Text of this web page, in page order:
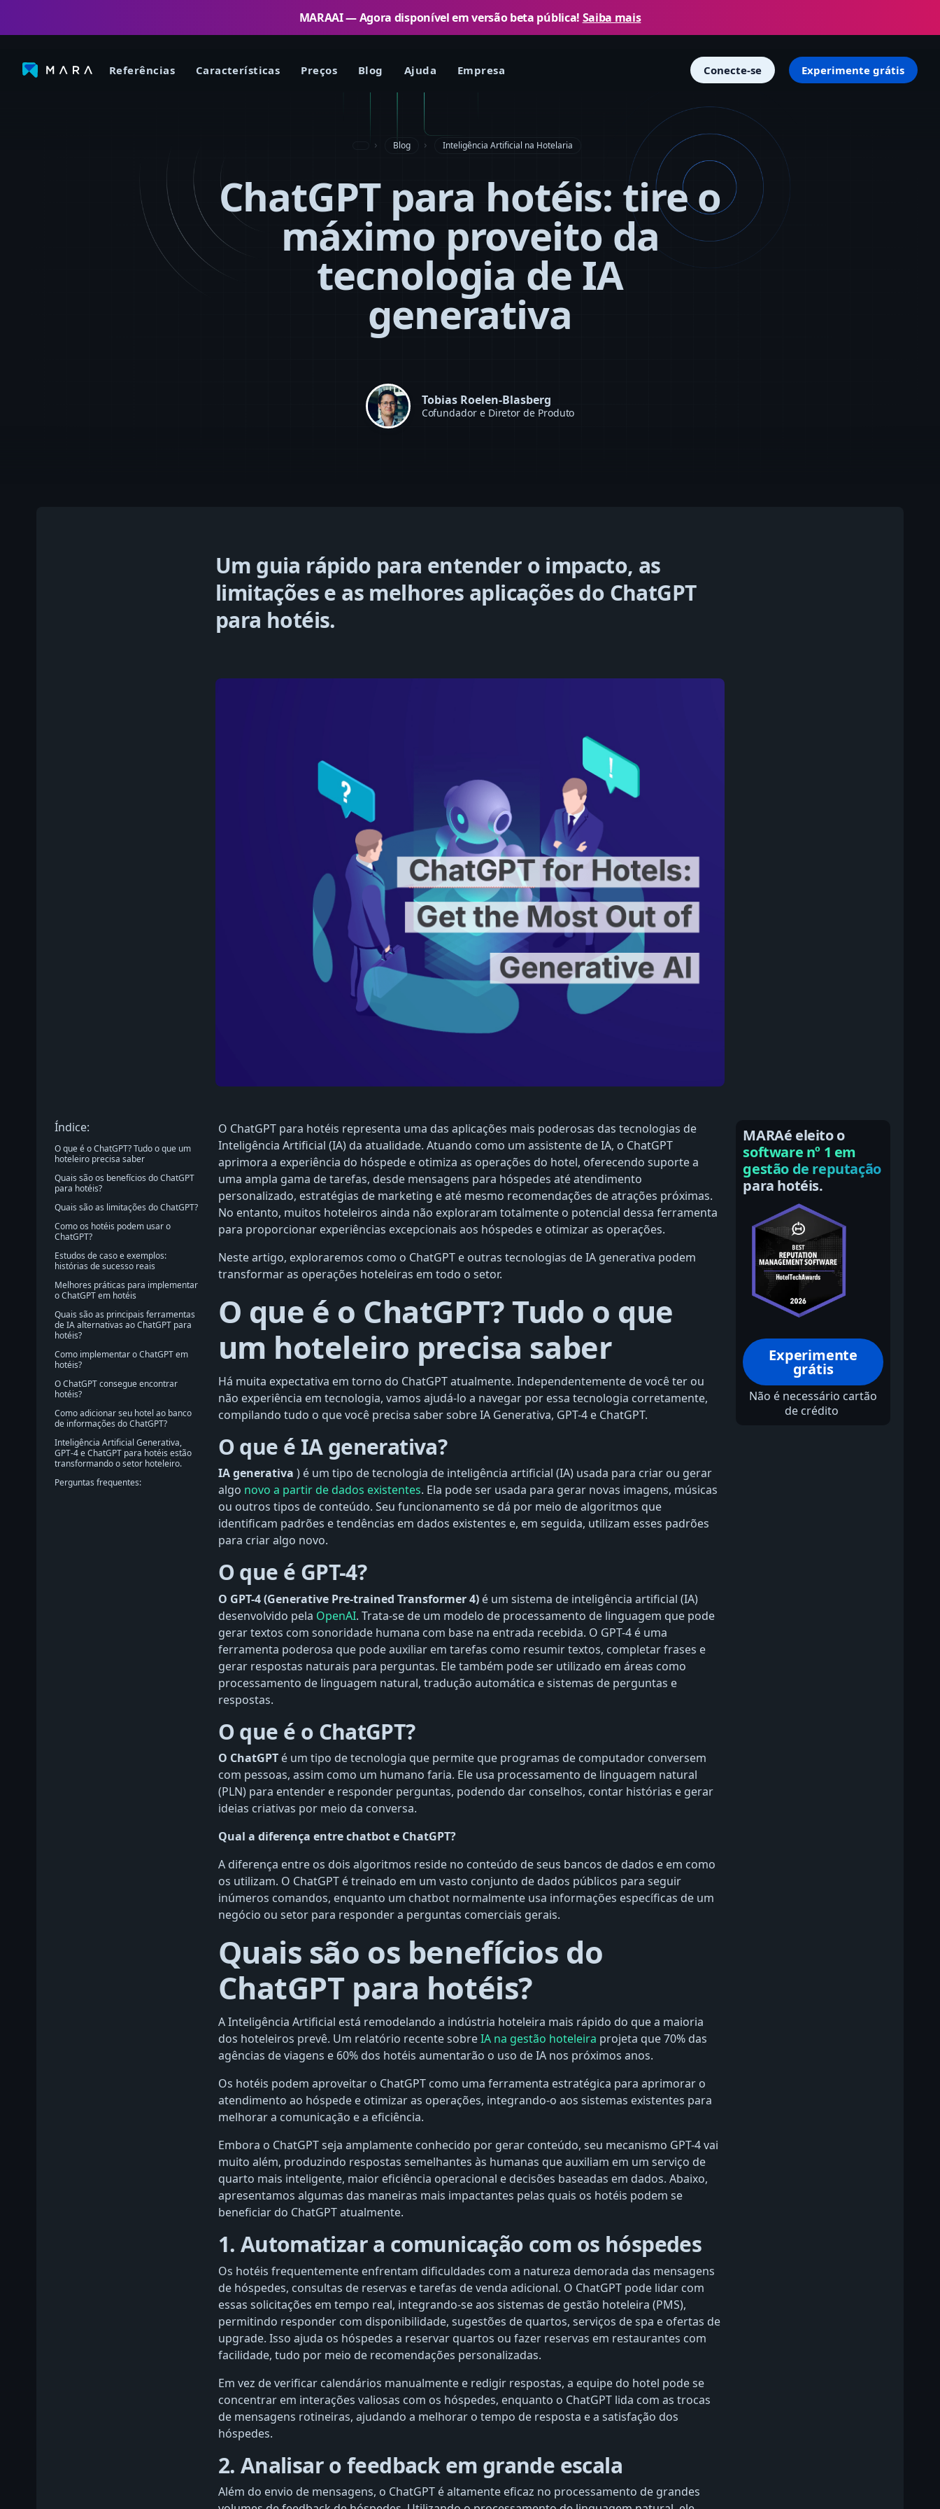
MARAAI — Agora disponível em versão beta pública! Saiba mais
Referências Características Preços Blog Ajuda Empresa Conecte-se Experimente grátis
Blog Inteligência Artificial na Hotelaria
ChatGPT para hotéis: tire o
máximo proveito da
tecnologia de IA
generativa
Tobias Roelen-Blasberg
Cofundador e Diretor de Produto
Um guia rápido para entender o impacto, as
limitações e as melhores aplicações do ChatGPT
para hotéis.
Índice:
O que é o ChatGPT? Tudo o que um
hoteleiro precisa saber
Quais são os benefícios do ChatGPT
para hotéis?
Quais são as limitações do ChatGPT?
Como os hotéis podem usar o
ChatGPT?
Estudos de caso e exemplos:
histórias de sucesso reais
Melhores práticas para implementar
o ChatGPT em hotéis
Quais são as principais ferramentas
de IA alternativas ao ChatGPT para
hotéis?
Como implementar o ChatGPT em
hotéis?
O ChatGPT consegue encontrar
hotéis?
Como adicionar seu hotel ao banco
de informações do ChatGPT?
Inteligência Artificial Generativa,
GPT-4 e ChatGPT para hotéis estão
transformando o setor hoteleiro.
Perguntas frequentes:
O ChatGPT para hotéis representa uma das aplicações mais poderosas das tecnologias de
Inteligência Artificial (IA) da atualidade. Atuando como um assistente de IA, o ChatGPT
aprimora a experiência do hóspede e otimiza as operações do hotel, oferecendo suporte a
uma ampla gama de tarefas, desde mensagens para hóspedes até atendimento
personalizado, estratégias de marketing e até mesmo recomendações de atrações próximas.
No entanto, muitos hoteleiros ainda não exploraram totalmente o potencial dessa ferramenta
para proporcionar experiências excepcionais aos hóspedes e otimizar as operações.
Neste artigo, exploraremos como o ChatGPT e outras tecnologias de IA generativa podem
transformar as operações hoteleiras em todo o setor.
O que é o ChatGPT? Tudo o que
um hoteleiro precisa saber
Há muita expectativa em torno do ChatGPT atualmente. Independentemente de você ter ou
não experiência em tecnologia, vamos ajudá-lo a navegar por essa tecnologia corretamente,
compilando tudo o que você precisa saber sobre IA Generativa, GPT-4 e ChatGPT.
O que é IA generativa?
IA generativa ) é um tipo de tecnologia de inteligência artificial (IA) usada para criar ou gerar
algo novo a partir de dados existentes. Ela pode ser usada para gerar novas imagens, músicas
ou outros tipos de conteúdo. Seu funcionamento se dá por meio de algoritmos que
identificam padrões e tendências em dados existentes e, em seguida, utilizam esses padrões
para criar algo novo.
O que é GPT-4?
O GPT-4 (Generative Pre-trained Transformer 4)é um sistema de inteligência artificial (IA)
desenvolvido pela OpenAI. Trata-se de um modelo de processamento de linguagem que pode
gerar textos com sonoridade humana com base na entrada recebida. O GPT-4 é uma
ferramenta poderosa que pode auxiliar em tarefas como resumir textos, completar frases e
gerar respostas naturais para perguntas. Ele também pode ser utilizado em áreas como
processamento de linguagem natural, tradução automática e sistemas de perguntas e
respostas.
O que é o ChatGPT?
O ChatGPTé um tipo de tecnologia que permite que programas de computador conversem
com pessoas, assim como um humano faria. Ele usa processamento de linguagem natural
(PLN) para entender e responder perguntas, podendo dar conselhos, contar histórias e gerar
ideias criativas por meio da conversa.
Qual a diferença entre chatbot e ChatGPT?
A diferença entre os dois algoritmos reside no conteúdo de seus bancos de dados e em como
os utilizam. O ChatGPT é treinado em um vasto conjunto de dados públicos para seguir
inúmeros comandos, enquanto um chatbot normalmente usa informações específicas de um
negócio ou setor para responder a perguntas comerciais gerais.
Quais são os benefícios do
ChatGPT para hotéis?
A Inteligência Artificial está remodelando a indústria hoteleira mais rápido do que a maioria
dos hoteleiros prevê. Um relatório recente sobreIA na gestão hoteleira projeta que 70% das
agências de viagens e 60% dos hotéis aumentarão o uso de IA nos próximos anos.
Os hotéis podem aproveitar o ChatGPT como uma ferramenta estratégica para aprimorar o
atendimento ao hóspede e otimizar as operações, integrando-o aos sistemas existentes para
melhorar a comunicação e a eficiência.
Embora o ChatGPT seja amplamente conhecido por gerar conteúdo, seu mecanismo GPT-4 vai
muito além, produzindo respostas semelhantes às humanas que auxiliam em um serviço de
quarto mais inteligente, maior eficiência operacional e decisões baseadas em dados. Abaixo,
apresentamos algumas das maneiras mais impactantes pelas quais os hotéis podem se
beneficiar do ChatGPT atualmente.
1. Automatizar a comunicação com os hóspedes
Os hotéis frequentemente enfrentam dificuldades com a natureza demorada das mensagens
de hóspedes, consultas de reservas e tarefas de venda adicional. O ChatGPT pode lidar com
essas solicitações em tempo real, integrando-se aos sistemas de gestão hoteleira (PMS),
permitindo responder com disponibilidade, sugestões de quartos, serviços de spa e ofertas de
upgrade. Isso ajuda os hóspedes a reservar quartos ou fazer reservas em restaurantes com
facilidade, tudo por meio de recomendações personalizadas.
Em vez de verificar calendários manualmente e redigir respostas, a equipe do hotel pode se
concentrar em interações valiosas com os hóspedes, enquanto o ChatGPT lida com as trocas
de mensagens rotineiras, ajudando a melhorar o tempo de resposta e a satisfação dos
hóspedes.
2. Analisar o feedback em grande escala
Além do envio de mensagens, o ChatGPT é altamente eficaz no processamento de grandes
MARAé eleito o
software nº 1 em
gestão de reputação
para hotéis.
Experimente
grátis
Não é necessário cartão
de crédito